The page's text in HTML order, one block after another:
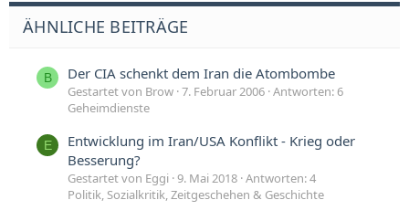
ÄHNLICHE BEITRÄGE
B Der CIA schenkt dem Iran die Atombombe
Gestartet von Brow 7. Februar 2006 Antworten: 6
Geheimdienste
E
Entwicklung im Iran/USA Konflikt - Krieg oder
Besserung?
Gestartet von Eggi 9. Mai 2018 Antworten: 4
Politik, Sozialkritik, Zeitgeschehen & Geschichte